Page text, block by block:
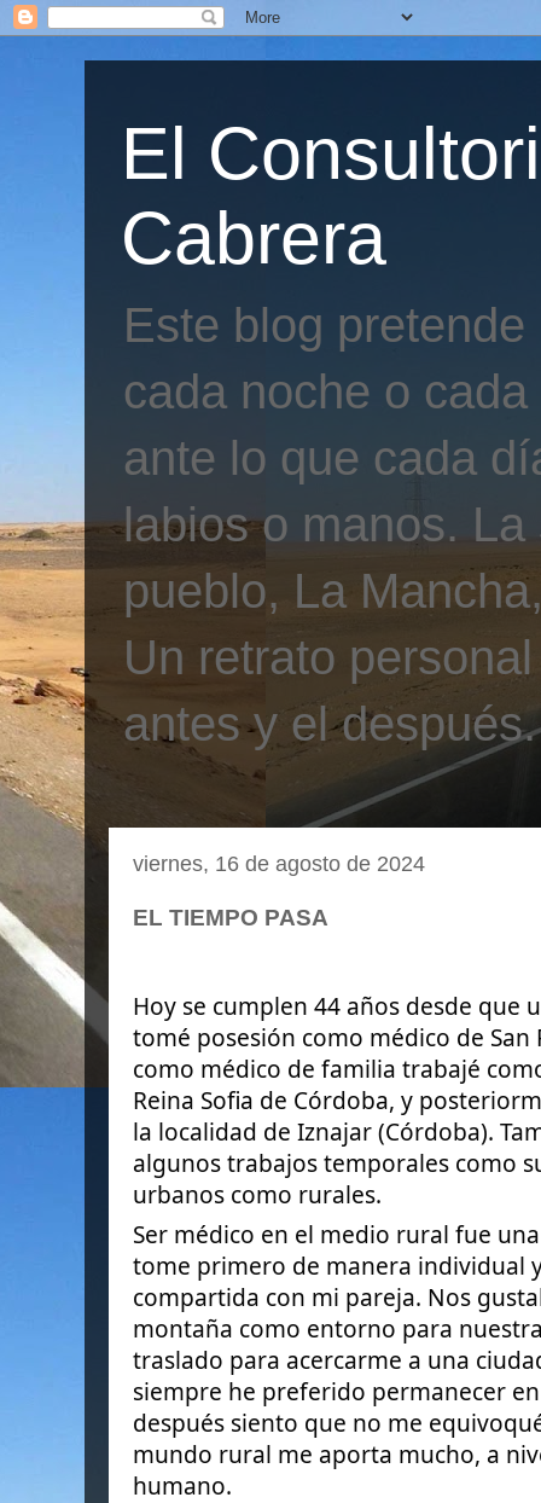
El
Cabrera
Este blog
cada noche o
ante lo que cada
labios o manos.
pueblo, La
Un retrato
antes y el después.
viernes, 16 de agosto de 2024
EL TIEMPO PASA
Hoy se cumplen 44 años desde que
tomé posesión como médico de San
como médico de familia trabajé
Reina Sofia de Córdoba, y
la localidad de Iznajar (Córdoba).
algunos trabajos temporales como
urbanos como rurales.
Ser médico en el medio rural fue
tome primero de manera individual
compartida con mi pareja. Nos
montaña como entorno para
traslado para acercarme a una
siempre he preferido permanecer
después siento que no me
mundo rural me aporta mucho, a
humano.